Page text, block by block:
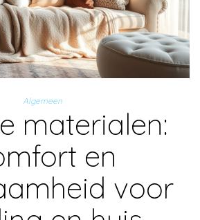
Algemeen
materialen:
en
voor